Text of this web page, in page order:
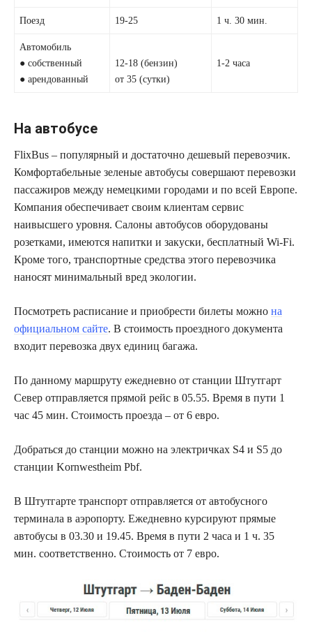
Поезд 19-25 1 ч. 30 мин.
Автомобиль
● собственный
● арендованный
12-18 (бензин)
от 35 (сутки)
1-2 часа
На автобусе
FlixBus – популярный и достаточно дешевый перевозчик.
Комфортабельные зеленые автобусы совершают перевозки
пассажиров между немецкими городами и по всей Европе.
Компания обеспечивает своим клиентам сервис
наивысшего уровня. Салоны автобусов оборудованы
розетками, имеются напитки и закуски, бесплатный Wi-Fi.
Кроме того, транспортные средства этого перевозчика
наносят минимальный вред экологии.
Посмотреть расписание и приобрести билеты можно на
официальном сайте. В стоимость проездного документа
входит перевозка двух единиц багажа.
По данному маршруту ежедневно от станции Штутгарт
Север отправляется прямой рейс в 05.55. Время в пути 1
час 45 мин. Стоимость проезда – от 6 евро.
Добраться до станции можно на электричках S4 и S5 до
станции Kornwestheim Pbf.
В Штутгарте транспорт отправляется от автобусного
терминала в аэропорту. Ежедневно курсируют прямые
автобусы в 03.30 и 19.45. Время в пути 2 часа и 1 ч. 35
мин. соответственно. Стоимость от 7 евро.